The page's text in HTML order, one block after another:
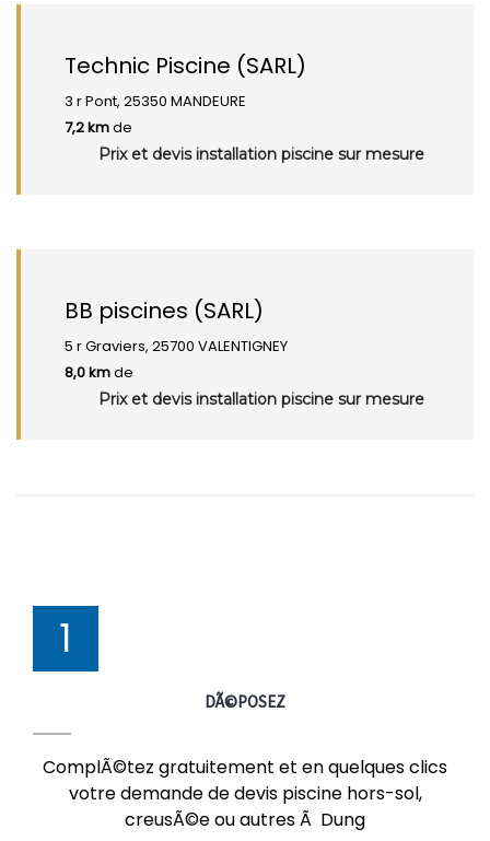
Technic Piscine (SARL)
3 r Pont, 25350 MANDEURE
7,2 kmde
Prix et devis installation piscine sur mesure
BB piscines (SARL)
5 r Graviers, 25700 VALENTIGNEY
8,0 kmde
Prix et devis installation piscine sur mesure
1
DÃ©POSEZ
ComplÃ©tez gratuitement et en quelques clics
votre demande de devis piscine hors-sol,
creusÃ©e ou autres Ã Dung